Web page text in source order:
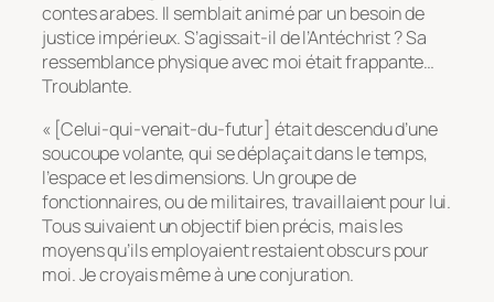
contes arabes. Il semblait animé par un besoin de
justice impérieux. S’agissait-il de l’Antéchrist ? Sa
ressemblance physique avec moi était frappante…
Troublante.
« [Celui-qui-venait-du-futur] était descendu d’une
soucoupe volante, qui se déplaçait dans le temps,
l’espace et les dimensions. Un groupe de
fonctionnaires, ou de militaires, travaillaient pour lui.
Tous suivaient un objectif bien précis, mais les
moyens qu’ils employaient restaient obscurs pour
moi. Je croyais même à une conjuration.